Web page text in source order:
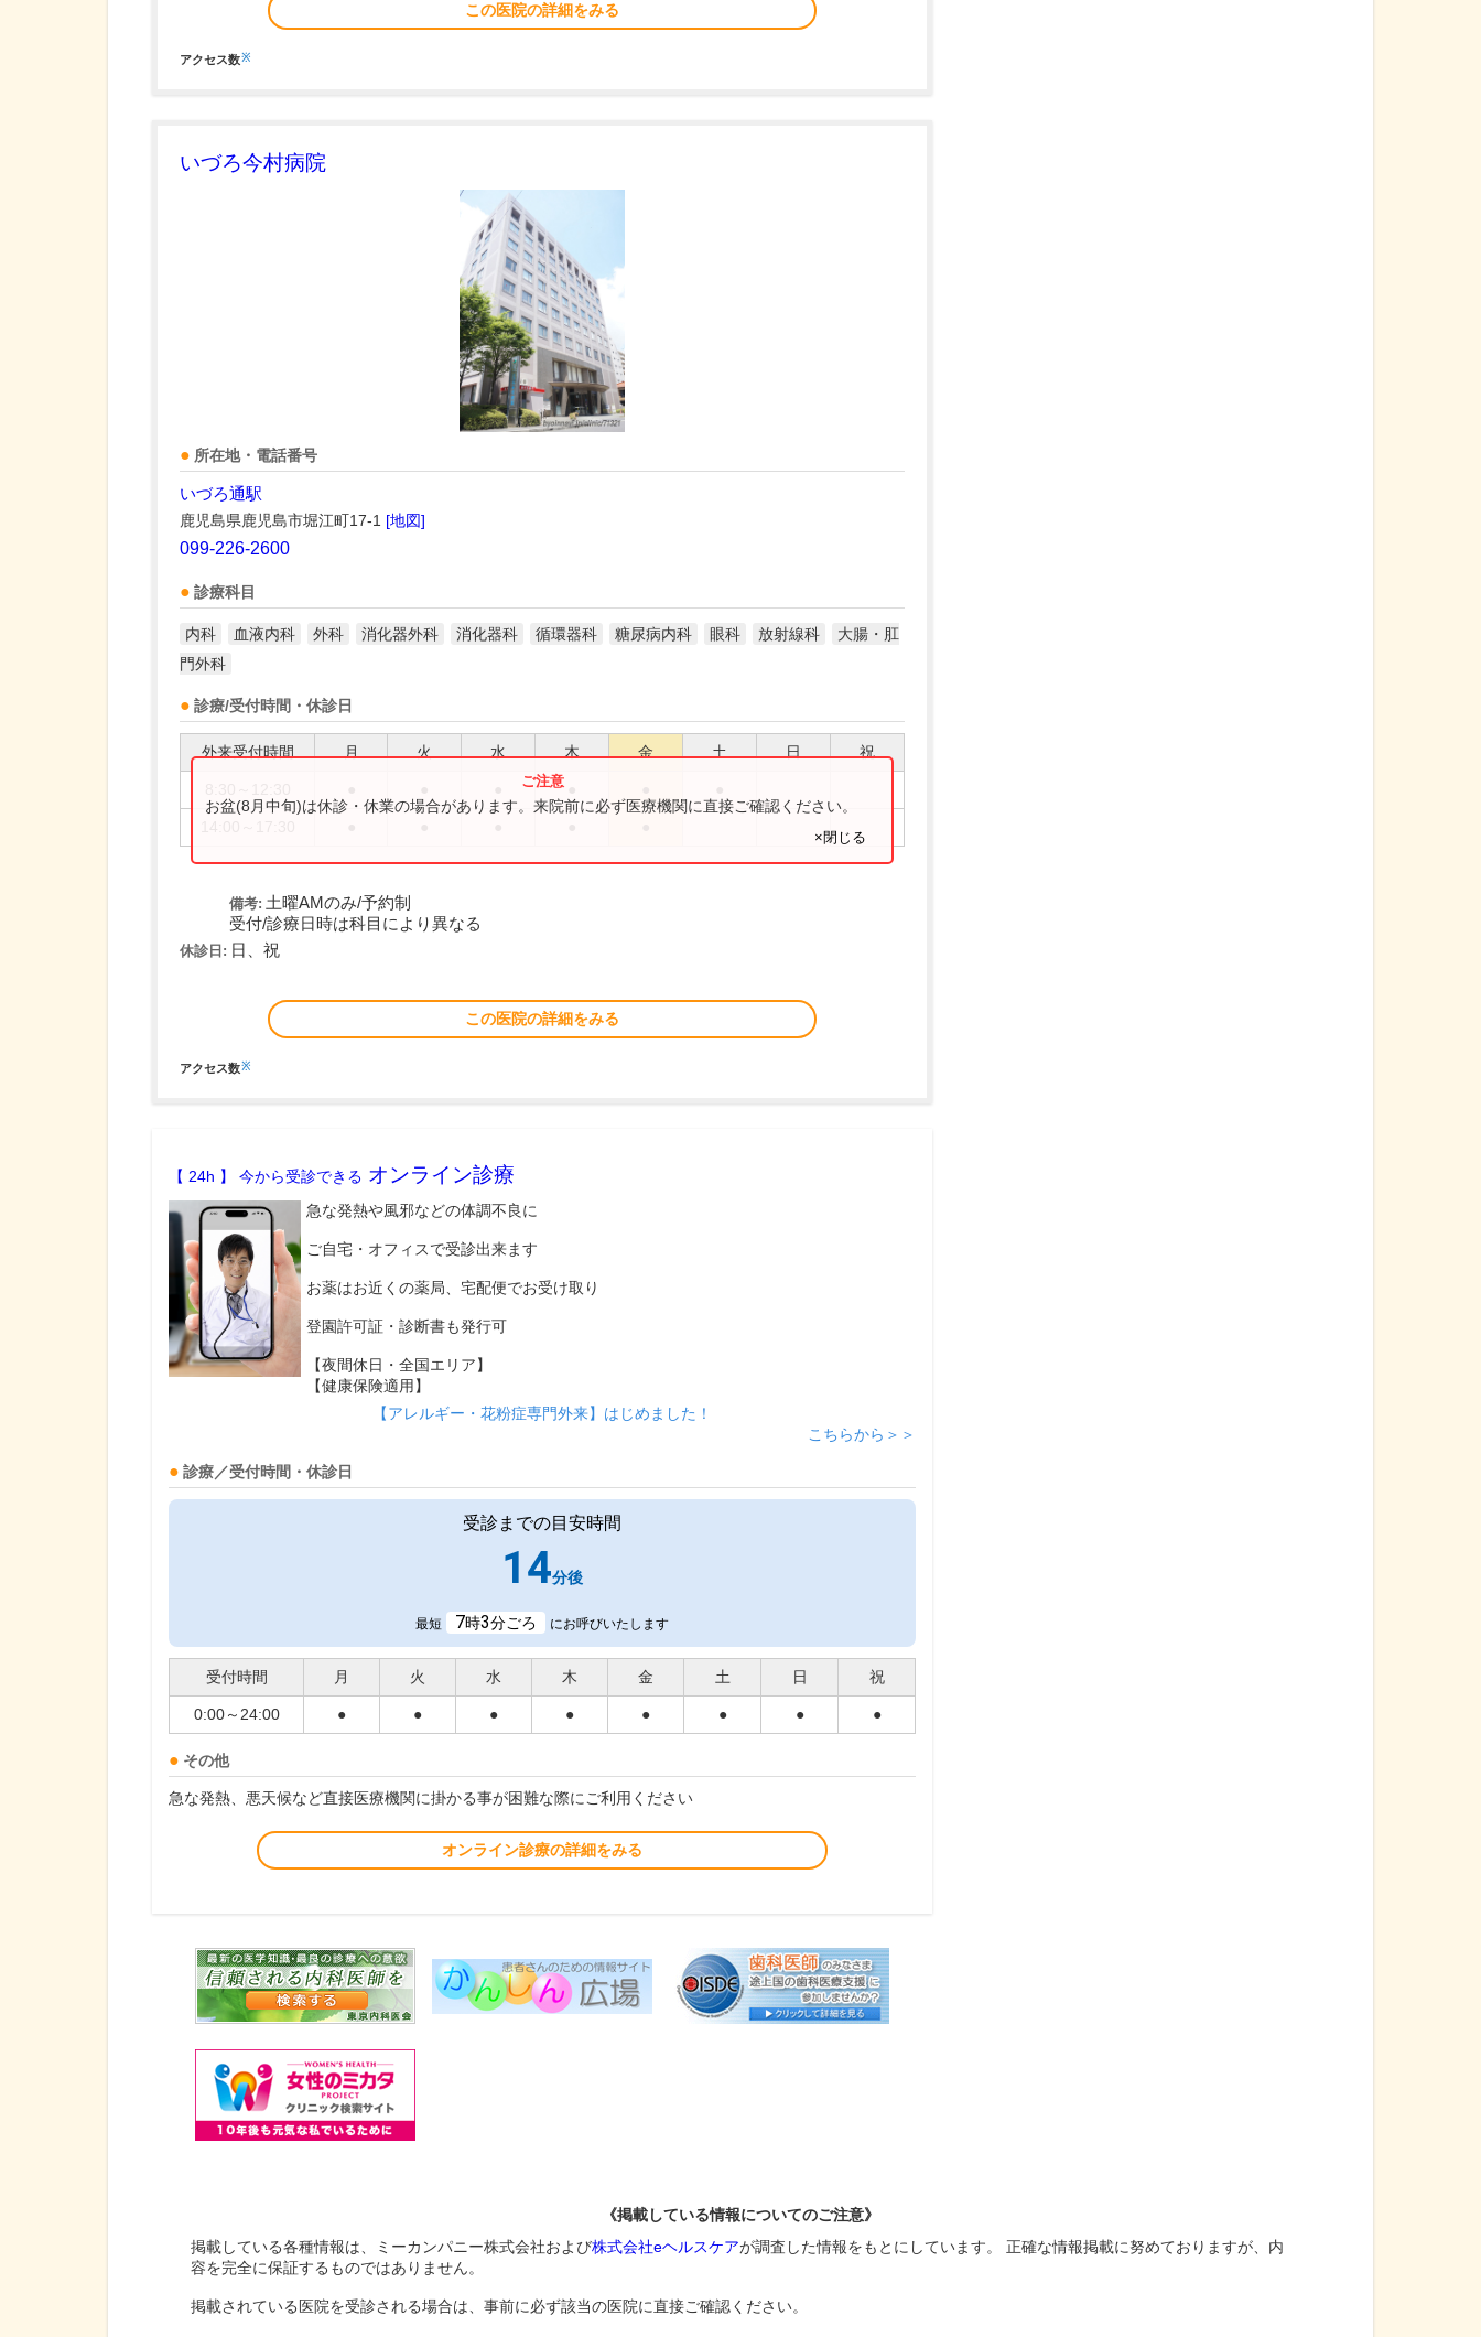
この医院の詳細をみる
アクセス数※
いづろ今村病院
所在地・電話番号
いづろ通駅
鹿児島県鹿児島市堀江町17-1 [地図]
099-226-2600
診療科目
内科 血液内科 外科 消化器外科 消化器科 循環器科 糖尿病内科 眼科 放射線科
大腸・肛
門外科
診療/受付時間・休診日
外来受付時間 月 火 水 木 金 土 日 祝
お盆(8月中旬)は休診・休業の場合があります。来院前に必ず医療機関に直接ご確認ください。
×閉じる
備考: 土曜AMのみ/予約制
受付/診療日時は科目により異なる
休診日: 日、祝
この医院の詳細をみる
アクセス数※
【 24h 】 今から受診できる オンライン診療
急な発熱や風邪などの体調不良に
ご自宅・オフィスで受診出来ます
お薬はお近くの薬局、宅配便でお受け取り
登園許可証・診断書も発行可
【夜間休日・全国エリア】
【健康保険適用】
【アレルギー・花粉症専門外来】はじめました！
こちらから＞＞
診療／受付時間・休診日
受診までの目安時間
14分後
最短 7時3分ごろ にお呼びいたします
受付時間 月 火 水 木 金 土 日 祝
0:00～24:00 ● ● ● ● ● ● ● ●
その他
急な発熱、悪天候など直接医療機関に掛かる事が困難な際にご利用ください
オンライン診療の詳細をみる
《掲載している情報についてのご注意》
掲載している各種情報は、ミーカンパニー株式会社および株式会社eヘルスケアが調査した情報をもとにしています。 正確な情報掲載に努めておりますが、内
容を完全に保証するものではありません。
掲載されている医院を受診される場合は、事前に必ず該当の医院に直接ご確認ください。